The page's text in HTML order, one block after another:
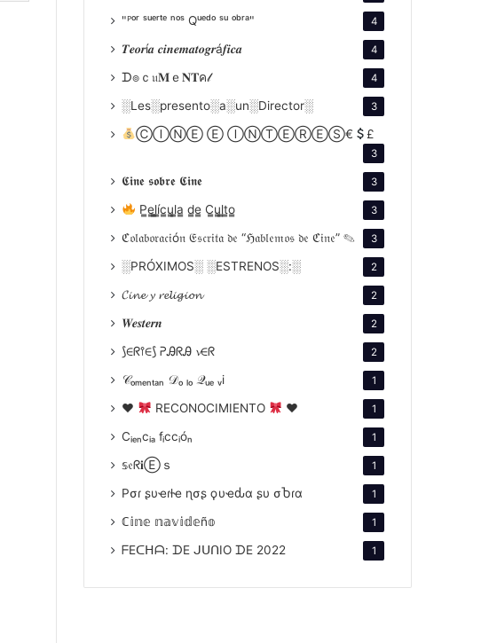
"ᴾᵒʳ ˢᵘᵉʳᵗᵉ ⁿᵒˢ Qᵘᵉᵈᵒ ˢᵘ ᵒᵇʳᵃ" 4
𝑻𝒆𝒐𝒓í𝒂 𝒄𝒊𝒏𝒆𝒎𝒂𝒕𝒐𝒈𝒓á𝒇𝒊𝒄𝒂 4
ᗪ๏ｃ𝔲𝐌ｅ𝐍𝐓ค𝓁 4
░Les░presento░a░un░Director░ 3
ⒸⒾⓃⒺ Ⓔ ⒾⓃⓉⒺⓇⒺⓈ€ £
3
𝕮𝖎𝖓𝖊 𝖘𝖔𝖇𝖗𝖊 𝕮𝖎𝖓𝖊 3
P̳e̳l̳í̳c̳u̳l̳a̳ d̳e̳ C̳u̳l̳t̳o̳ 3
ℭ𝔬𝔩𝔞𝔟𝔬𝔯𝔞𝔠𝔦ó𝔫 𝔈𝔰𝔠𝔯𝔦𝔱𝔞 𝔡𝔢 “ℌ𝔞𝔟𝔩𝔢𝔪𝔬𝔰 𝔡𝔢 ℭ𝔦𝔫𝔢” ✎ 3
░PRÓXIMOS░ ░ESTRENOS░:░ 2
𝓒𝓲𝓷𝓮 𝔂 𝓻𝓮𝓵𝓲𝓰𝓲𝓸𝓷 2
𝑾𝒆𝒔𝒕𝒆𝒓𝒏 2
⟆∈ᖇ⫯∈⟆ ᕈᎯᖇᎯ 𝓿∈ᖇ 2
𝒞ₒₘₑₙₜₐₙ 𝒟ₒ ₗₒ 𝒬ᵤₑ ᵥi 1
♥ RECONOCIMIENTO ♥ 1
Cᵢₑₙcᵢₐ fᵢccᵢóₙ 1
𝕤𝔢ᖇ𝐢Ⓔｓ 1
Pσɾ ʂυҽɾƚҽ ɳσʂ ϙυҽԃα ʂυ σႦɾα 1
ℂ𝕚𝕟𝕖 𝕟𝕒𝕧𝕚𝕕𝕖ñ𝕠 1
ᖴEᑕᕼᗩ: ᗪE ᒍᑌᑎIO ᗪE 2022 1